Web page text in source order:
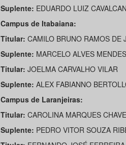
Suplente: EDUARDO LUIZ
Campus de Itabaiana:
Titular: CAMILO BRUNO RAMOS DE
Suplente: MARCELO ALVES MENDES
Titular: JOELMA CARVALHO VILAR
Suplente: ALEX FABIANNO
Campus de Laranjeiras:
Titular: CAROLINA MARQUES
Suplente: PEDRO VITOR SOUZA